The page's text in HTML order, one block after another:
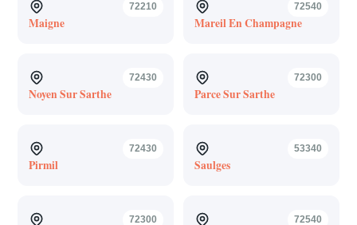
72210
Maigne
72540
Mareil En Champagne
72430
Noyen Sur Sarthe
72300
Parce Sur Sarthe
72430
Pirmil
53340
Saulges
72300 72540